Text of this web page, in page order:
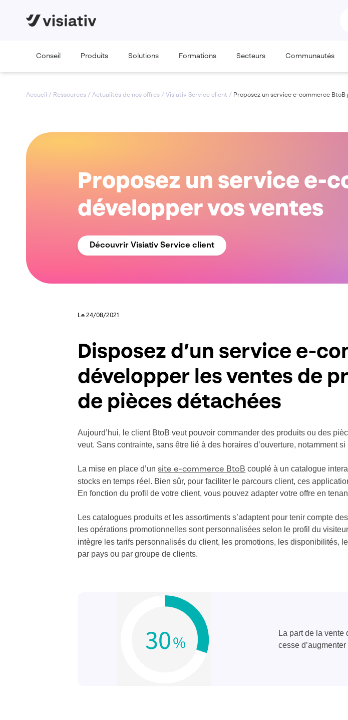
Conseil Produits Solutions Formations Secteurs Communautés
Accueil / Ressources / Actualités de nos offres / Visiativ Service client / Proposez un service e-commerce
Proposez un service e-
développer vos ventes
Découvrir Visiativ Service client
Le 24/08/2021
Disposez d’un service e-
développer les ventes de
de pièces détachées
Aujourd’hui, le client BtoB veut pouvoir commander des produits ou des
veut. Sans contrainte, sans être lié à des horaires d’ouverture, notamment
La mise en place d’unsite e-commerce BtoB couplé à un catalogue
stocks en temps réel. Bien sûr, pour faciliter le parcours client, ces
En fonction du profil de votre client, vous pouvez adapter votre offre en
Les catalogues produits et les assortiments s’adaptent pour tenir compte
les opérations promotionnelles sont personnalisées selon le profil du
intègre les tarifs personnalisés du client, les promotions, les
par pays ou par groupe de clients.
La part de la vente
cesse